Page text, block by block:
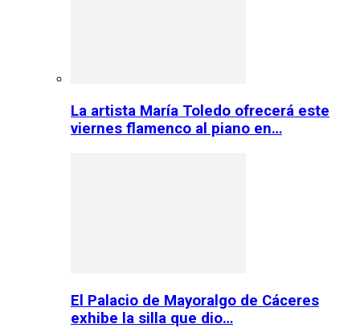
La artista María Toledo ofrecerá este
viernes flamenco al piano en…
El Palacio de Mayoralgo de Cáceres
exhibe la silla que dio…